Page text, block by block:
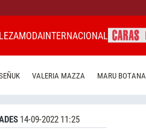
MODAINTERNACIONAL
VALERIA MAZZA MARU BOTANA
14-09-2022 11:25